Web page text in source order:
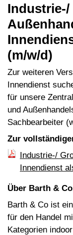
(m/w/d)
Zur weiteren
Innendienst
für unsere
und
Sachbearbeiter
Zur
Industrie-/
Innendienst
Über Barth &
Barth & Co ist
für den Handel
Kategorien